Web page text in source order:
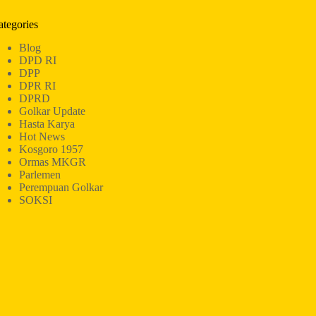
Blog
DPD RI
DPP
DPR RI
DPRD
Golkar Update
Hasta Karya
Hot News
Kosgoro 1957
Ormas MKGR
Parlemen
Perempuan Golkar
SOKSI